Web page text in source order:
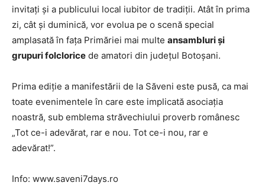
invitați și a publicului local iubitor de tradiții. Atât în prima
zi, cât și duminică, vor evolua pe o scenă special
amplasată în fața Primăriei mai multe ansambluri și
grupuri folclorice de amatori din județul Botoșani.
Prima ediție a manifestării de la Săveni este pusă, ca mai
toate evenimentele în care este implicată asociația
noastră, sub emblema străvechiului proverb românesc
„Tot ce-i adevărat, rar e nou. Tot ce-i nou, rar e
adevărat!”.
Info: www.saveni7days.ro